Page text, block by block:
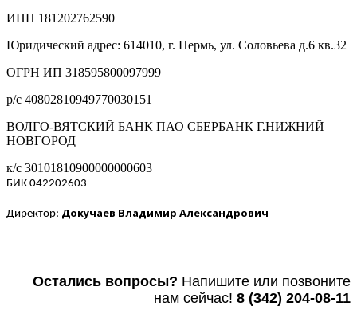
ИНН 181202762590
Юридический адрес: 614010, г. Пермь, ул. Соловьева д.6 кв.32
ОГРН ИП 318595800097999
р/с 40802810949770030151
ВОЛГО-ВЯТСКИЙ БАНК ПАО СБЕРБАНК Г.НИЖНИЙ
НОВГОРОД
к/с 30101810900000000603
БИК 042202603
Директор: Докучаев Владимир Александрович
Остались вопросы? Напишите или позвоните
нам сейчас! 8 (342) 204-08-11